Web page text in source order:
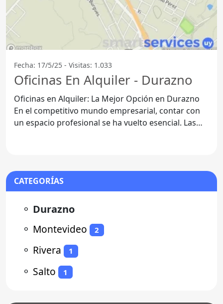
Fecha: 17/5/25 - Visitas: 1.033
Oficinas En Alquiler - Durazno
Oficinas en Alquiler: La Mejor Opción en Durazno
En el competitivo mundo empresarial, contar con
un espacio profesional se ha vuelto esencial. Las
CATEGORÍAS
⚬ Durazno
⚬ Montevideo 2
⚬ Rivera 1
⚬ Salto 1